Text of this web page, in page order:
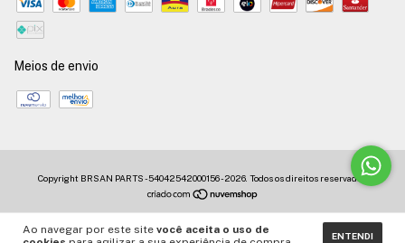
Ao navegar por este site você aceita o uso de
ENTENDI
Meios de envio
Copyright BRSAN PARTS - 54042542000156 - 2026. Todos os direitos reservados.